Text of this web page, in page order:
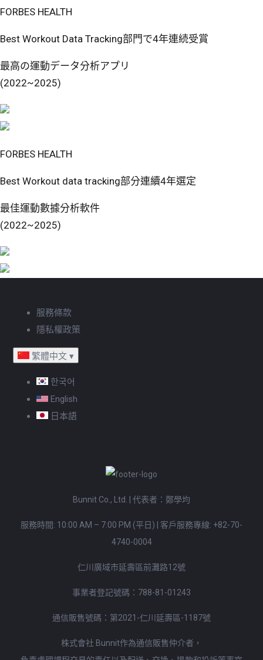
FORBES HEALTH
Best Workout Data Tracking部門で4年連続受賞
最高の運動データ分析アプリ
(2022~2025)
FORBES HEALTH
Best Workout data tracking部分連續4年選定
最佳運動數據分析軟件
(2022~2025)
服務條款
隱私權政策
繁體中文 ▾
한국어
English
日本語
Bunnit Co., Ltd. | 代表者：鄭學均
服務時間: 10:00 AM – 7:00 PM (平日) 客戶服務專線: +82-70-
4740-0004
仁川廣域市延壽區前灘路12號
事業者登記號碼：788-81-01243
通信販售號碼：第2021-仁川延壽區-1187號
株式會社 Bunnit作為通信販售仲介者，